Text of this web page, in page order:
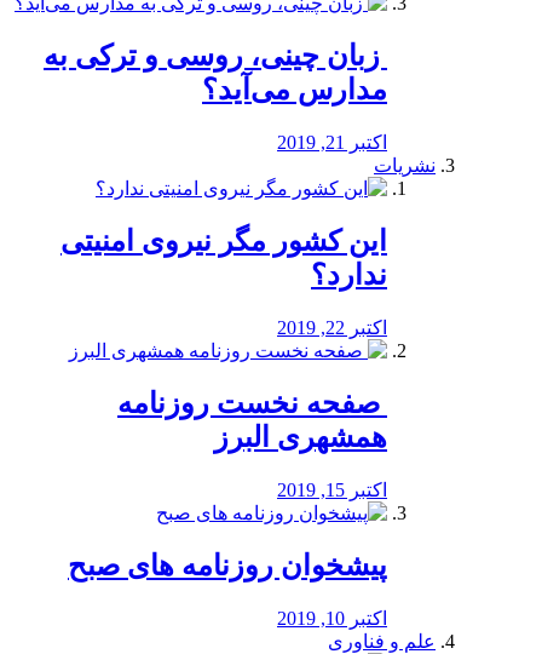
️ زبان چینی، روسی و ترکی به
مدارس می‌آید؟
اکتبر 21, 2019
نشریات
این کشور مگر نیروی امنیتی
ندارد؟
اکتبر 22, 2019
️ صفحه نخست روزنامه‌
همشهری البرز
اکتبر 15, 2019
پیشخوان روزنامه های صبح
اکتبر 10, 2019
علم و فناوری